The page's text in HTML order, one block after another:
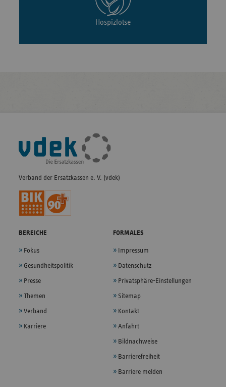
Hospizlotse
Fußleisten-
Navigation
Verband der Ersatzkassen e. V. (vdek)
BEREICHE
Fokus
Gesundheitspolitik
Presse
Themen
Verband
Karriere
FORMALES
Impressum
Datenschutz
Privatsphäre-Einstellungen
Sitemap
Kontakt
Anfahrt
Bildnachweise
Barrierefreiheit
Barriere melden